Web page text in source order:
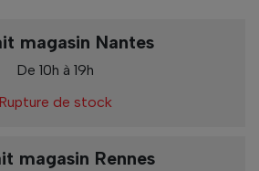
magasin Nantes
De 10h à 19h
Rupture de stock
magasin Rennes